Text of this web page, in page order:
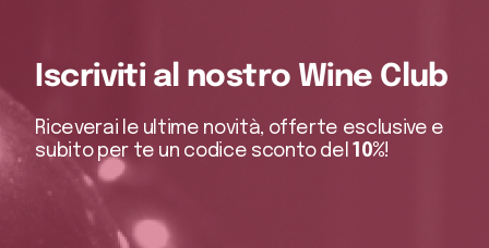
Iscriviti al nostro Wine Club
Riceverai le ultime novità, offerte esclusive e
subito per te un codice sconto del10%!